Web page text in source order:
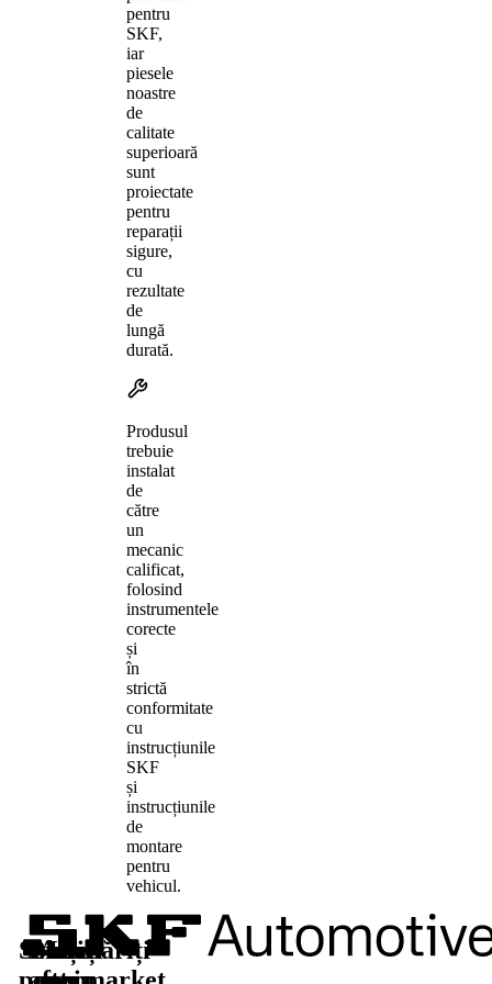
pentru
SKF,
iar
piesele
noastre
de
calitate
superioară
sunt
proiectate
pentru
reparații
sigure,
cu
rezultate
de
lungă
durată.
Produsul
trebuie
instalat
de
către
un
mecanic
calificat,
folosind
instrumentele
corecte
și
în
strictă
conformitate
cu
instrucțiunile
SKF
și
instrucțiunile
de
montare
pentru
vehicul.
Soluții
Piese
Aflați
Urmăriți-